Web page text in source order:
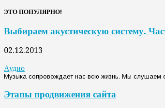
ЭТО ПОПУЛЯРНО!
Выбираем акустическую систему.
02.12.2013
Аудио
Музыка сопровождает нас всю жизнь. Мы слушаем
Этапы продвижения сайта